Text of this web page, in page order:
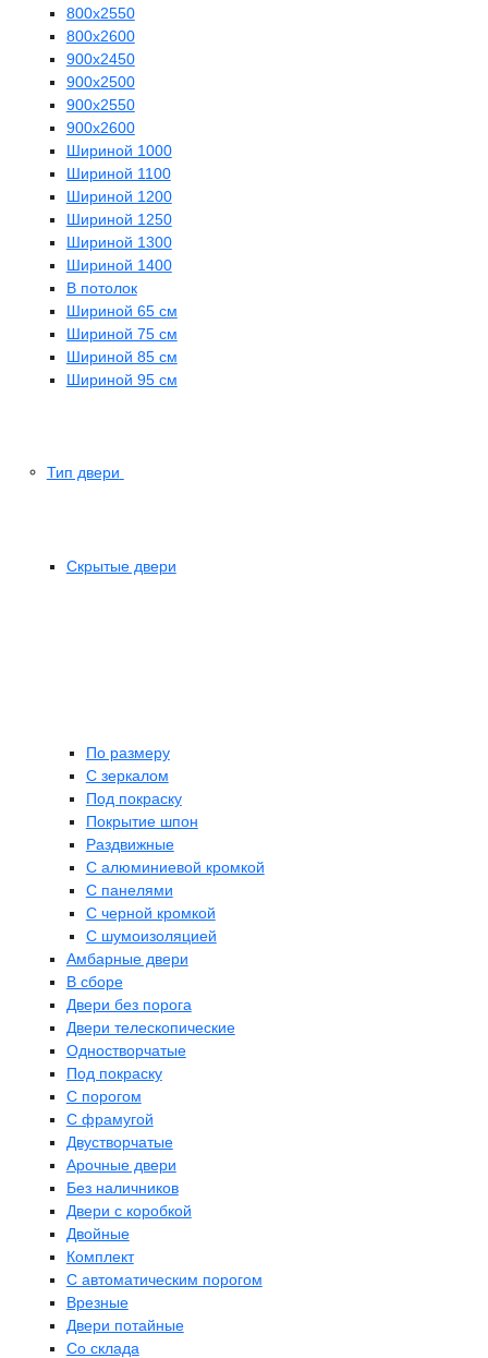
800х2550
800х2600
900х2450
900х2500
900х2550
900х2600
Шириной 1000
Шириной 1100
Шириной 1200
Шириной 1250
Шириной 1300
Шириной 1400
В потолок
Шириной 65 см
Шириной 75 см
Шириной 85 см
Шириной 95 см
Тип двери
Скрытые двери
По размеру
C зеркалом
Под покраску
Покрытие шпон
Раздвижные
С алюминиевой кромкой
С панелями
С черной кромкой
С шумоизоляцией
Амбарные двери
В сборе
Двери без порога
Двери телескопические
Одностворчатые
Под покраску
С порогом
С фрамугой
Двустворчатые
Арочные двери
Без наличников
Двери с коробкой
Двойные
Комплект
С автоматическим порогом
Врезные
Двери потайные
Со склада